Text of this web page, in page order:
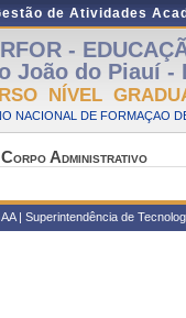
de Atividades
-
João do Piauí -
NÍVEL
NACIONAL DE FORMAÇAO
Corpo Administrativo
| Superintendência de